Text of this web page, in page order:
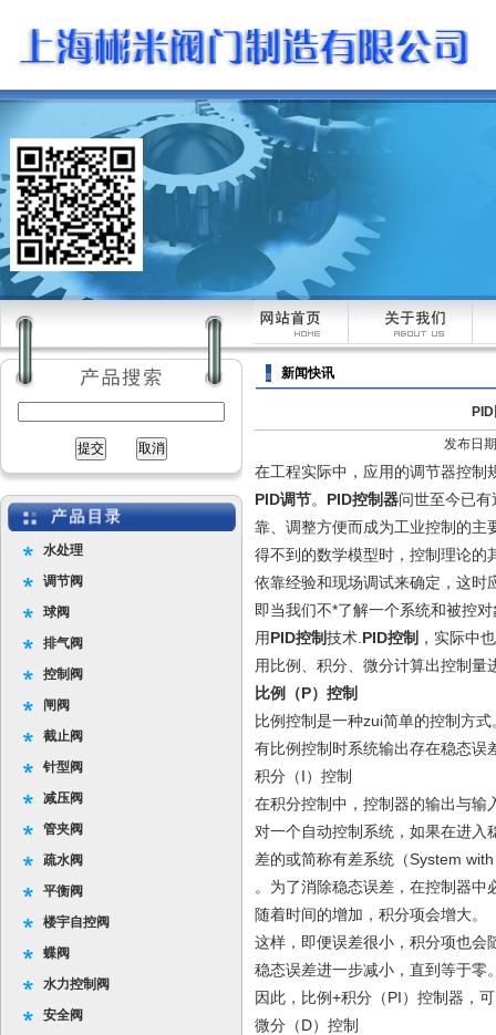
水处理
调节阀
球阀
排气阀
控制阀
闸阀
截止阀
针型阀
减压阀
管夹阀
疏水阀
平衡阀
楼宇自控阀
蝶阀
水力控制阀
安全阀
新闻快讯
发布日
在工程实际中，应用的调节器控制
PID调节。 PID控制器问世至今已
靠、调整方便而成为工业控制的主
得不到的数学模型时，控制理论的
依靠经验和现场调试来确定，这时
即当我们不*了解一个系统和被控
用PID控制技术. PID控制 ，实际中
用比例、积分、微分计算出控制量
比例（P）控制
比例控制是一种zui简单的控制方
有比例控制时系统输出存在稳态
积分（I）控制
在积分控制中，控制器的输出与输
对一个自动控制系统，如果在进
差的或简称有差系统（System
。为了消除稳态误差，在控制器中
随着时间的增加，积分项会增大。
这样，即便误差很小，积分项也会
稳态误差进一步减小，直到等于零
因此，比例+积分（PI）控制器，
微分（D）控制